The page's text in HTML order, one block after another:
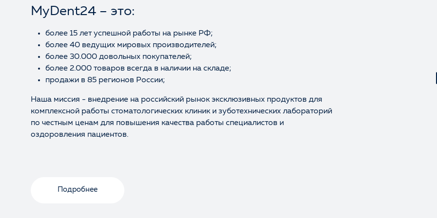
MyDent24 – это:
более 15 лет успешной работы на рынке РФ;
более 40 ведущих мировых производителей;
более 30.000 довольных покупателей;
более 2.000 товаров всегда в наличии на складе;
продажи в 85 регионов России;
Наша миссия - внедрение на российский рынок эксклюзивных продуктов для
комплексной работы стоматологических клиник и зуботехнических лабораторий
по честным ценам для повышения качества работы специалистов и
оздоровления пациентов.
Подробнее